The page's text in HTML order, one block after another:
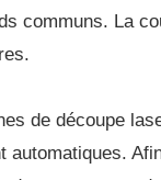
communs. La
de découpe